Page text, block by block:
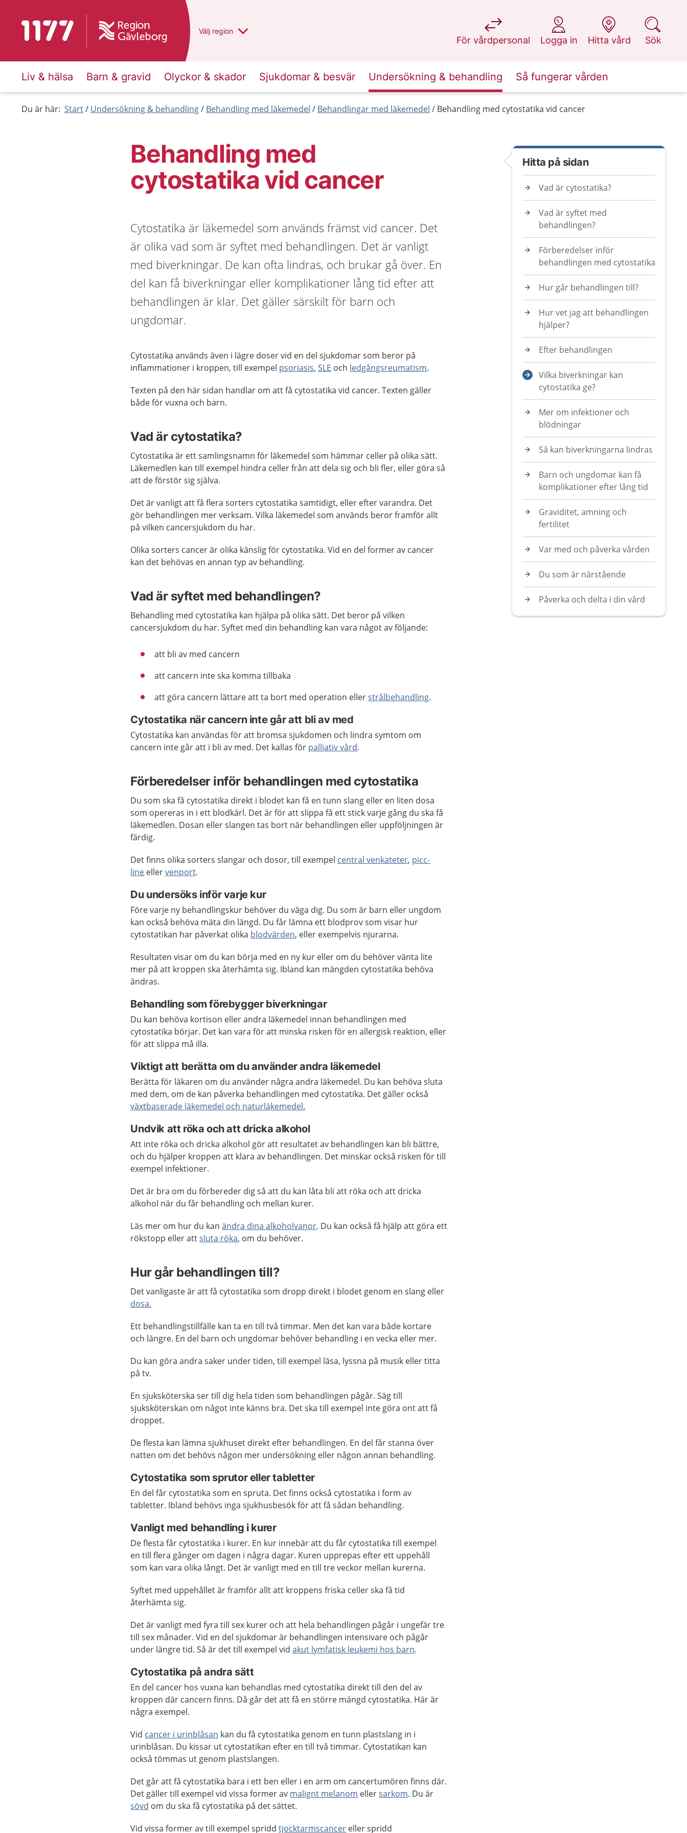
Till startsidan för 1177 Du har valt region
Välj en annan
region
För vårdpersonal
på 1177.se
Logga in
på 1177.se
Hitta vård
på 1177.se
Sök
på 1177.se
Liv & hälsa Barn & gravid Olyckor & skador Sjukdomar & besvär Undersökning & behandling Så fungerar vården
Du är här: Start Undersökning & behandling Behandling med läkemedel Behandlingar med läkemedel Behandling med cytostatika vid cancer
Behandling med
cytostatika vid cancer
Cytostatika är läkemedel som används främst vid cancer. Det
är olika vad som är syftet med behandlingen. Det är vanligt
med biverkningar. De kan ofta lindras, och brukar gå över. En
del kan få biverkningar eller komplikationer lång tid efter att
behandlingen är klar. Det gäller särskilt för barn och
ungdomar.
Cytostatika används även i lägre doser vid en del sjukdomar som beror på
inflammationer i kroppen, till exempel psoriasis,SLE och ledgångsreumatism.
Texten på den här sidan handlar om att få cytostatika vid cancer. Texten gäller
både för vuxna och barn.
Vad är cytostatika?
Cytostatika är ett samlingsnamn för läkemedel som hämmar celler på olika sätt.
Läkemedlen kan till exempel hindra celler från att dela sig och bli fler, eller göra så
att de förstör sig själva.
Det är vanligt att få flera sorters cytostatika samtidigt, eller efter varandra. Det
gör behandlingen mer verksam. Vilka läkemedel som används beror framför allt
på vilken cancersjukdom du har.
Olika sorters cancer är olika känslig för cytostatika. Vid en del former av cancer
kan det behövas en annan typ av behandling.
Vad är syftet med behandlingen?
Behandling med cytostatika kan hjälpa på olika sätt. Det beror på vilken
cancersjukdom du har. Syftet med din behandling kan vara något av följande:
att bli av med cancern
att cancern inte ska komma tillbaka
att göra cancern lättare att ta bort med operation ellerstrålbehandling.
Cytostatika när cancern inte går att bli av med
Cytostatika kan användas för att bromsa sjukdomen och lindra symtom om
cancern inte går att i bli av med. Det kallas för palliativ vård.
Förberedelser inför behandlingen med cytostatika
Du som ska få cytostatika direkt i blodet kan få en tunn slang eller en liten dosa
som opereras in i ett blodkärl. Det är för att slippa få ett stick varje gång du ska få
läkemedlen. Dosan eller slangen tas bort när behandlingen eller uppföljningen är
färdig.
Det finns olika sorters slangar och dosor, till exempel central venkateter, picc-
line ellervenport.
Du undersöks inför varje kur
Före varje ny behandlingskur behöver du väga dig. Du som är barn eller ungdom
kan också behöva mäta din längd. Du får lämna ett blodprov som visar hur
cytostatikan har påverkat olika blodvärden, eller exempelvis njurarna.
Resultaten visar om du kan börja med en ny kur eller om du behöver vänta lite
mer på att kroppen ska återhämta sig. Ibland kan mängden cytostatika behöva
ändras.
Behandling som förebygger biverkningar
Du kan behöva kortison eller andra läkemedel innan behandlingen med
cytostatika börjar. Det kan vara för att minska risken för en allergisk reaktion, eller
för att slippa må illa.
Viktigt att berätta om du använder andra läkemedel
Berätta för läkaren om du använder några andra läkemedel. Du kan behöva sluta
med dem, om de kan påverka behandlingen med cytostatika. Det gäller också
växtbaserade läkemedel och naturläkemedel.
Undvik att röka och att dricka alkohol
Att inte röka och dricka alkohol gör att resultatet av behandlingen kan bli bättre,
och du hjälper kroppen att klara av behandlingen. Det minskar också risken för till
exempel infektioner.
Det är bra om du förbereder dig så att du kan låta bli att röka och att dricka
alkohol när du får behandling och mellan kurer.
Läs mer om hur du kanändra dina alkoholvanor. Du kan också få hjälp att göra ett
rökstopp eller attsluta röka, om du behöver.
Hur går behandlingen till?
Det vanligaste är att få cytostatika som dropp direkt i blodet genom en slang eller
dosa.
Ett behandlingstillfälle kan ta en till två timmar. Men det kan vara både kortare
och längre. En del barn och ungdomar behöver behandling i en vecka eller mer.
Du kan göra andra saker under tiden, till exempel läsa, lyssna på musik eller titta
på tv.
En sjuksköterska ser till dig hela tiden som behandlingen pågår. Säg till
sjuksköterskan om något inte känns bra. Det ska till exempel inte göra ont att få
droppet.
De flesta kan lämna sjukhuset direkt efter behandlingen. En del får stanna över
natten om det behövs någon mer undersökning eller någon annan behandling.
Cytostatika som sprutor eller tabletter
En del får cytostatika som en spruta. Det finns också cytostatika i form av
tabletter. Ibland behövs inga sjukhusbesök för att få sådan behandling.
Vanligt med behandling i kurer
De flesta får cytostatika i kurer. En kur innebär att du får cytostatika till exempel
en till flera gånger om dagen i några dagar. Kuren upprepas efter ett uppehåll
som kan vara olika långt. Det är vanligt med en till tre veckor mellan kurerna.
Syftet med uppehållet är framför allt att kroppens friska celler ska få tid
återhämta sig.
Det är vanligt med fyra till sex kurer och att hela behandlingen pågår i ungefär tre
till sex månader. Vid en del sjukdomar är behandlingen intensivare och pågår
under längre tid. Så är det till exempel vidakut lymfatisk leukemi hos barn.
Cytostatika på andra sätt
En del cancer hos vuxna kan behandlas med cytostatika direkt till den del av
kroppen där cancern finns. Då går det att få en större mängd cytostatika. Här är
några exempel.
Vid cancer i urinblåsan kan du få cytostatika genom en tunn plastslang in i
urinblåsan. Du kissar ut cytostatikan efter en till två timmar. Cytostatikan kan
också tömmas ut genom plastslangen.
Det går att få cytostatika bara i ett ben eller i en arm om cancertumören finns där.
Det gäller till exempel vid vissa former av malignt melanom ellersarkom. Du är
sövd om du ska få cytostatika på det sättet.
Vid vissa former av till exempel spriddtjocktarmscancer eller spridd
Hitta på sidan
Vad är cytostatika?
Vad är syftet med
behandlingen?
Förberedelser inför
behandlingen med cytostatika
Hur går behandlingen till?
Hur vet jag att behandlingen
hjälper?
Efter behandlingen
Vilka biverkningar kan
cytostatika ge?
Mer om infektioner och
blödningar
Så kan biverkningarna lindras
Barn och ungdomar kan få
komplikationer efter lång tid
Graviditet, amning och
fertilitet
Var med och påverka vården
Du som är närstående
Påverka och delta i din vård